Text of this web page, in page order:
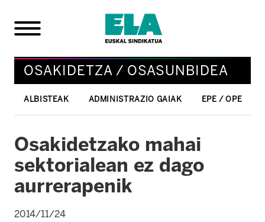
OSAKIDETZA / OSASUNBIDEA
ALBISTEAK ADMINISTRAZIO GAIAK EPE / OPE
Osakidetzako mahai
sektorialean ez dago
aurrerapenik
2014/11/24